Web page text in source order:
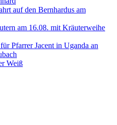
auf den Bernhardus am
am 16.08. mit Kräuterweihe
Pfarrer Jacent in Uganda an
Weiß